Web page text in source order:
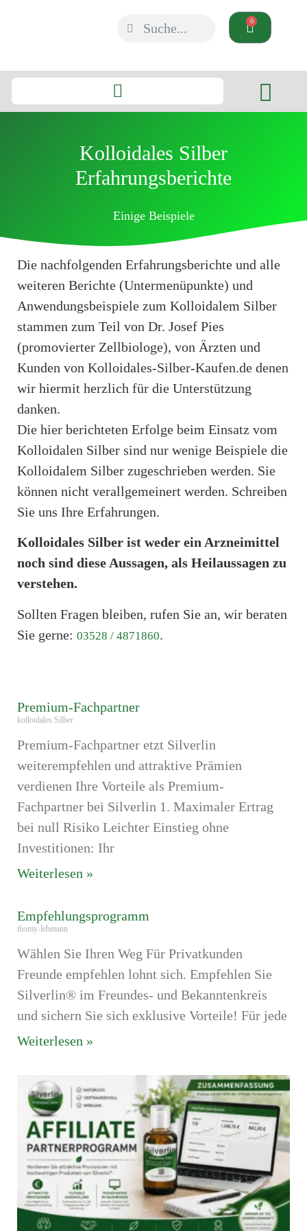
0
Kolloidales Silber
Erfahrungsberichte
Einige Beispiele
Die nachfolgenden Erfahrungsberichte und alle
weiteren Berichte (Untermenüpunkte) und
Anwendungsbeispiele zum Kolloidalem Silber
stammen zum Teil von Dr. Josef Pies
(promovierter Zellbiologe), von Ärzten und
Kunden von Kolloidales-Silber-Kaufen.de denen
wir hiermit herzlich für die Unterstützung
danken.
Die hier berichteten Erfolge beim Einsatz vom
Kolloidalen Silber sind nur wenige Beispiele die
Kolloidalem Silber zugeschrieben werden. Sie
können nicht verallgemeinert werden. Schreiben
Sie uns Ihre Erfahrungen.
Kolloidales Silber ist weder ein Arzneimittel
noch sind diese Aussagen, als Heilaussagen zu
verstehen.
Sollten Fragen bleiben, rufen Sie an, wir beraten
Sie gerne: 03528 / 4871860.
Premium-Fachpartner
kolloidales Silber
Premium-Fachpartner etzt Silverlin
weiterempfehlen und attraktive Prämien
verdienen Ihre Vorteile als Premium-
Fachpartner bei Silverlin 1. Maximaler Ertrag
bei null Risiko Leichter Einstieg ohne
Investitionen: Ihr
Weiterlesen »
Empfehlungsprogramm
thomy-lehmann
Wählen Sie Ihren Weg Für Privatkunden
Freunde empfehlen lohnt sich. Empfehlen Sie
Silverlin® im Freundes- und Bekanntenkreis
und sichern Sie sich exklusive Vorteile! Für jede
Weiterlesen »